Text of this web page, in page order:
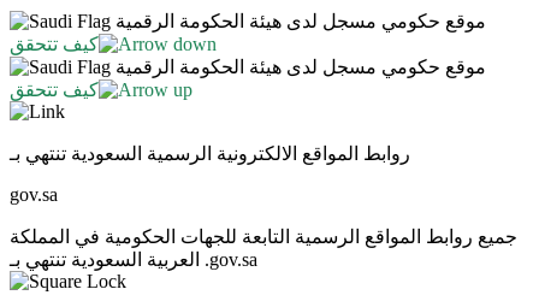
موقع حكومي مسجل لدى هيئة الحكومة الرقمية
كيف تتحقق
موقع حكومي مسجل لدى هيئة الحكومة الرقمية
كيف تتحقق
روابط المواقع الالكترونية الرسمية السعودية تنتهي بـ
gov.sa
جميع روابط المواقع الرسمية التابعة للجهات الحكومية في المملكة
العربية السعودية تنتهي بـ .gov.sa